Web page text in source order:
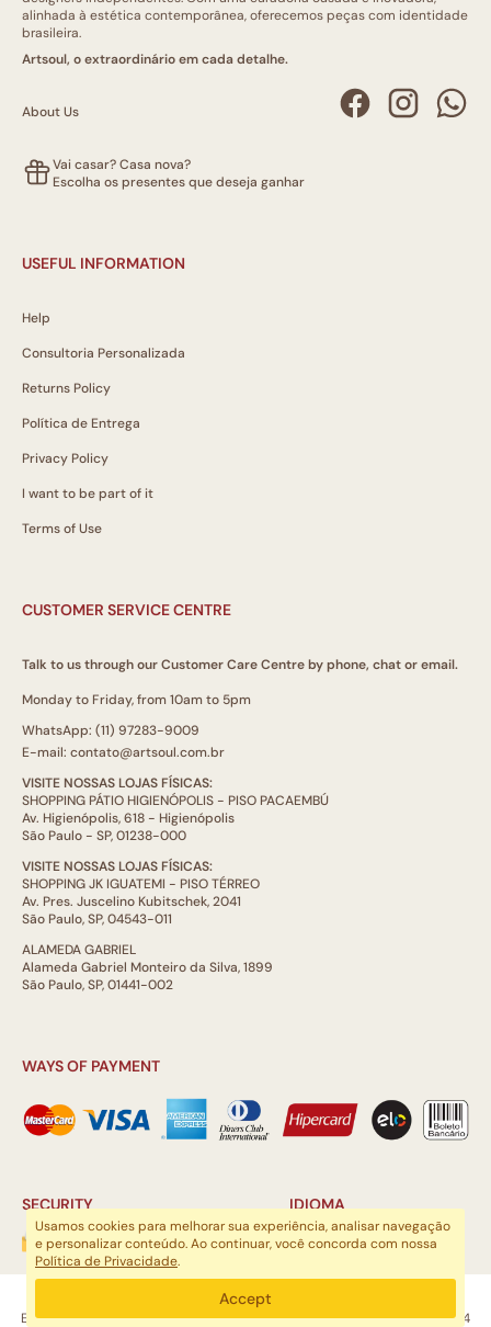
alinhada à estética contemporânea, oferecemos peças com identidade
brasileira.
Artsoul, o extraordinário em cada detalhe.
About Us
Vai casar? Casa nova?
Escolha os presentes que deseja ganhar
USEFUL INFORMATION
Help
Consultoria Personalizada
Returns Policy
Política de Entrega
Privacy Policy
I want to be part of it
Terms of Use
CUSTOMER SERVICE CENTRE
Talk to us through our Customer Care Centre by phone, chat or email.
Monday to Friday, from 10am to 5pm
WhatsApp: (11) 97283-9009
E-mail: contato@artsoul.com.br
VISITE NOSSAS LOJAS FÍSICAS:
SHOPPING PÁTIO HIGIENÓPOLIS - PISO PACAEMBÚ
Av. Higienópolis, 618 - Higienópolis
São Paulo - SP, 01238-000
VISITE NOSSAS LOJAS FÍSICAS:
SHOPPING JK IGUATEMI - PISO TÉRREO
Av. Pres. Juscelino Kubitschek, 2041
São Paulo, SP, 04543-011
ALAMEDA GABRIEL
Alameda Gabriel Monteiro da Silva, 1899
São Paulo, SP, 01441-002
WAYS OF PAYMENT
SECURITY IDIOMA
ARTSOUL COMUNICAÇÃO DIGITAL LTDA | CNPJ: 29.752.781/0001-52
Escritório: Rua Quatá, 845 - Sala 2, Vila Olímpia, São Paulo, SP, 04546-044
Usamos cookies para melhorar sua experiência, analisar navegação
e personalizar conteúdo. Ao continuar, você concorda com nossa
Política de Privacidade.
Accept